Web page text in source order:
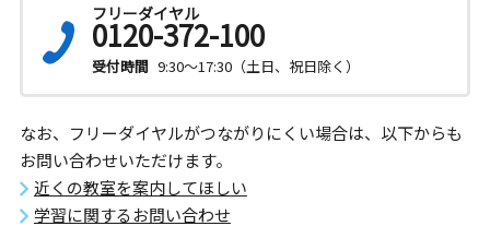
フリーダイヤル
0120-372-100
受付時間 9:30～17:30（土日、祝日除く）
なお、フリーダイヤルがつながりにくい場合は、以下からも
お問い合わせいただけます。
近くの教室を案内してほしい
学習に関するお問い合わせ